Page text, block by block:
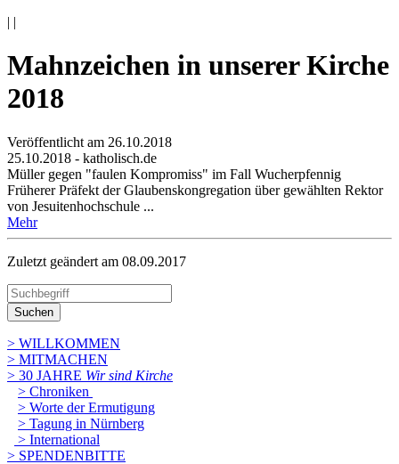
| |
Mahnzeichen in unserer Kirche
2018
Veröffentlicht am 26­.10.2018
25.10.2018 - katholisch.de
Müller gegen "faulen Kompromiss" im Fall Wucherpfennig
Früherer Präfekt der Glaubenskongregation über gewählten Rektor
von Jesuitenhochschule ...
Mehr
Zuletzt geändert am 08­.09.2017
Suchen
> WILLKOMMEN
> MITMACHEN
> 30 JAHRE Wir sind Kirche
> Chroniken
> Worte der Ermutigung
> Tagung in Nürnberg
> International
> SPENDENBITTE